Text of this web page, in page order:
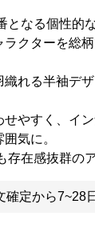
となる個性的
クターを総
織れる半袖デ
やすく、イ
気に。
存在感抜群の
確定から7~28